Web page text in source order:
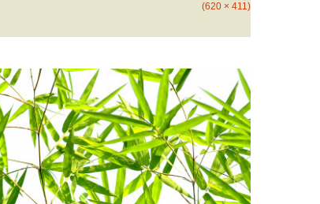
(620 × 411)